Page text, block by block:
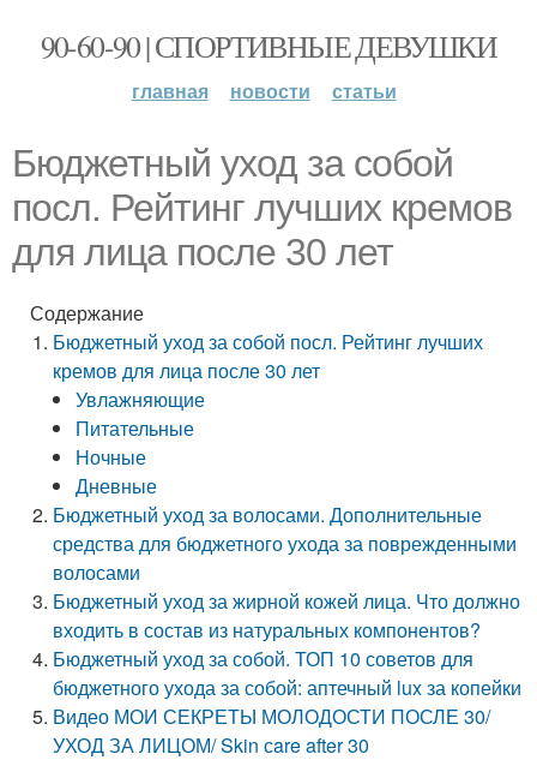
90-60-90 | СПОРТИВНЫЕ ДЕВУШКИ
главная новости статьи
Бюджетный уход за собой
посл. Рейтинг лучших кремов
для лица после 30 лет
Содержание
Бюджетный уход за собой посл. Рейтинг лучших
кремов для лица после 30 лет
Увлажняющие
Питательные
Ночные
Дневные
Бюджетный уход за волосами. Дополнительные
средства для бюджетного ухода за поврежденными
волосами
Бюджетный уход за жирной кожей лица. Что должно
входить в состав из натуральных компонентов?
Бюджетный уход за собой. ТОП 10 советов для
бюджетного ухода за собой: аптечный lux за копейки
Видео МОИ СЕКРЕТЫ МОЛОДОСТИ ПОСЛЕ 30/
УХОД ЗА ЛИЦОМ/ Skin сare after 30